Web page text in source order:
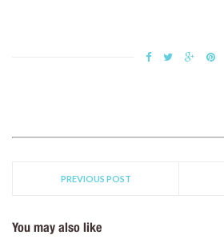
PREVIOUS POST
You may also like